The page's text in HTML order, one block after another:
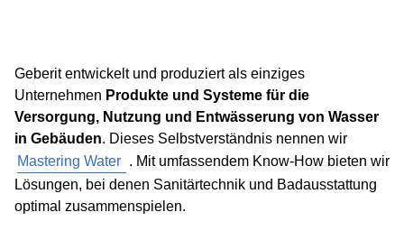
Geberit entwickelt und produziert als einziges
Unternehmen Produkte und Systeme für die
Versorgung, Nutzung und Entwässerung von Wasser
in Gebäuden. Dieses Selbstverständnis nennen wir
Mastering Water . Mit umfassendem Know-How bieten wir
Lösungen, bei denen Sanitärtechnik und Badausstattung
optimal zusammenspielen.